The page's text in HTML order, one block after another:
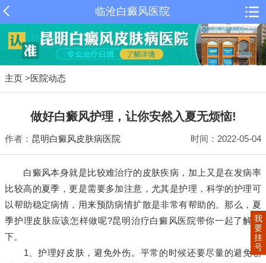
临沧白癜风医院
主页 >医院动态
做好白癜风护理，让你安然入夏无烦恼!
作者： 昆明白癜风皮肤病医院 时间：2022-05-04
白癜风本身就是比较难治疗的皮肤疾病，加上又是在发病率
比较高的夏季，更是需要多加注意，尤其是护理，科学的护理可
以帮助稳定病情，用来预防病情扩散是非常有帮助的。那么，夏
季护理皮肤应该怎样做呢?昆明治疗白癜风医院带你一起了解一
下。
1、护理好皮肤，避免外伤。平常的时候还要尽量的避免创
我
要
挂
号